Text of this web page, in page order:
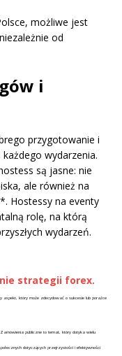
możliwe jest
od
i
przygotowanie i
wydarzenia.
są jasne: nie
ale również na
Hostessy na eventy
rolę, na którą
wydarzeń.
strategii forex.
aspekt, który może zdecydować o sukcesie lub porażce
Zamówienia publiczne to temat, który dotyka wielu
dotyczących przejrzystości i efektywności